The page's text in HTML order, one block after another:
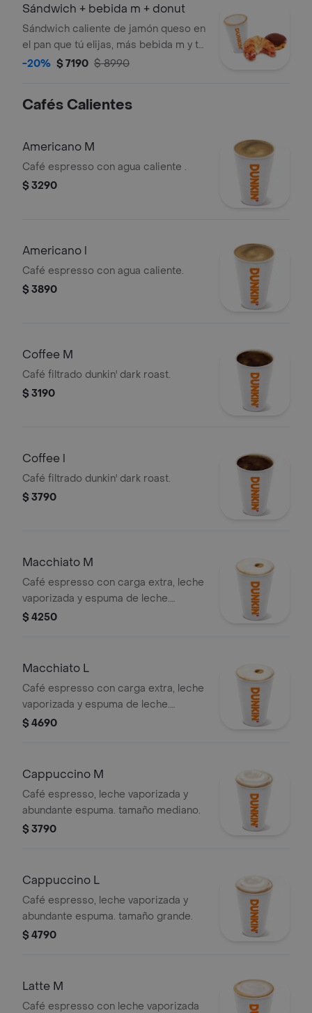
Sándwich + bebida m + donut
Sándwich caliente de jamón queso en
el pan que tú elijas, más bebida m y tu
donut classic favorita!.
-20% $ 7190 $ 8990
Cafés Calientes
Americano M
Café espresso con agua caliente .
$ 3290
Americano l
Café espresso con agua caliente.
$ 3890
Coffee M
Café filtrado dunkin' dark roast.
$ 3190
Coffee l
Café filtrado dunkin' dark roast.
$ 3790
Macchiato M
Café espresso con carga extra, leche
vaporizada y espuma de leche.
tamaño mediano.
$ 4250
Macchiato L
Café espresso con carga extra, leche
vaporizada y espuma de leche.
tamaño grande.
$ 4690
Cappuccino M
Café espresso, leche vaporizada y
abundante espuma. tamaño mediano.
$ 3790
Cappuccino L
Café espresso, leche vaporizada y
abundante espuma. tamaño grande.
$ 4790
Latte M
Café espresso con leche vaporizada